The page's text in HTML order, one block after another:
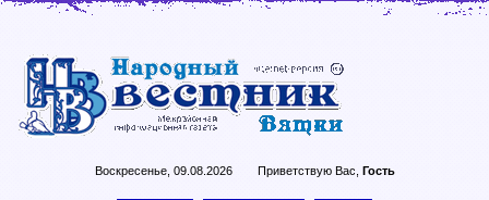
Воскресенье, 09.08.2026 Приветствую Вас Гость